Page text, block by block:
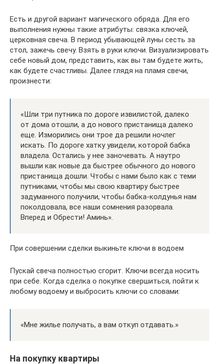
Есть и другой вариант магического обряда. Для его
выполнения нужны такие атрибуты: связка ключей,
церковная свеча. В период убывающей луны сесть за
стол, зажечь свечу. Взять в руки ключи. Визуализировать
себе новый дом, представить, как вы там будете жить,
как будете счастливы. Далее глядя на пламя свечи,
произнести:
«Шли три путника по дороге извилистой, далеко
от дома отошли, а до нового пристанища далеко
еще. Изморились они трое да решили ночлег
искать. По дороге хатку увидели, которой бабка
владела. Остались у нее заночевать. А наутро
вышли как новые да быстрее обычного до нового
пристанища дошли. Чтобы с нами было как с теми
путниками, чтобы мы свою квартиру быстрее
задуманного получили, чтобы бабка-колдунья нам
поколдовала, все наши сомнения разорвала.
Вперед и Обрести! Аминь».
При совершении сделки выкиньте ключи в водоем
Пускай свеча полностью сгорит. Ключи всегда носить
при себе. Когда сделка о покупке свершиться, пойти к
любому водоему и выбросить ключи со словами:
«Мне жилье получать, а вам откуп отдавать.»
На покупку квартиры